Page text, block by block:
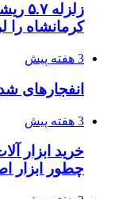
3 هفته پیش
دردسرساز شد
4 هفته پیش
چرا انتخاب
پروژه را
4 هفته پیش